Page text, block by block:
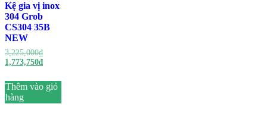
Kệ gia vị inox
304 Grob
CS304 35B
NEW
3,225,000₫
1,773,750₫
Thêm vào giỏ
hàng